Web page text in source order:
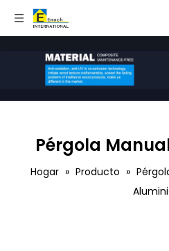
Pérgola
Hogar » Producto »